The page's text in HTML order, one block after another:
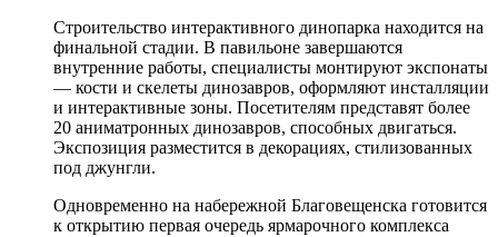
Строительство интерактивного динопарка находится на
финальной стадии. В павильоне завершаются
внутренние работы, специалисты монтируют экспонаты
— кости и скелеты динозавров, оформляют инсталляции
и интерактивные зоны. Посетителям представят более
20 аниматронных динозавров, способных двигаться.
Экспозиция разместится в декорациях, стилизованных
под джунгли.
Одновременно на набережной Благовещенска готовится
к открытию первая очередь ярмарочного комплекса